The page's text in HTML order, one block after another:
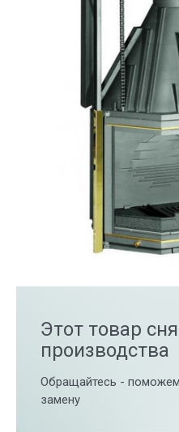
Этот товар
производства
Обращайтесь -
замену